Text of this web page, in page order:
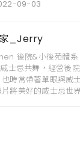
09-03
_Jerry
後院&小後苑體系
士忌共舞，經營後
時常帶著單眼與威
將美好的威士忌世